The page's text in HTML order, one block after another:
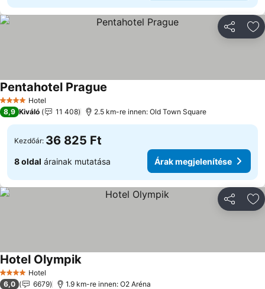
4 KategóriaHotel
Pentahotel Prague
8,9 Kiváló 11 408 2.5 km-re innen: Old Town Square
Kezdőár: 36 825 Ft
8 oldal árainak mutatása Árak megjelenítése
4 KategóriaHotel
Hotel Olympik
6,0 6679 1.9 km-re innen: O2 Aréna